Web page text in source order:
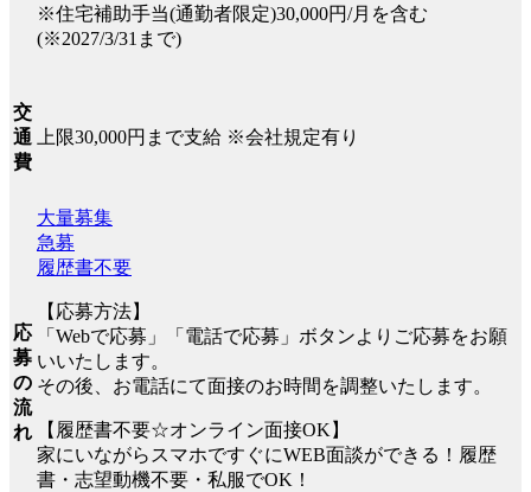
※住宅補助手当(通勤者限定)30,000円/月を含む
(※2027/3/31まで)
交
通
費
上限30,000円まで支給 ※会社規定有り
応
募
の
流
れ
大量募集
急募
履歴書不要
【応募方法】
「Webで応募」「電話で応募」ボタンよりご応募をお願
いいたします。
その後、お電話にて面接のお時間を調整いたします。
【履歴書不要☆オンライン面接OK】
家にいながらスマホですぐにWEB面談ができる！履歴
書・志望動機不要・私服でOK！